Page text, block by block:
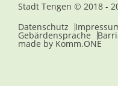
Stadt Tengen © 2018 -
Datenschutz
Gebärdensprache
made by Komm.ONE